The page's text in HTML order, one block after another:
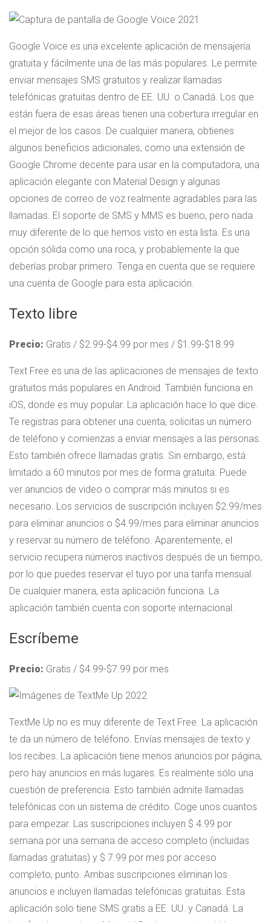
Google Voice es una excelente aplicación de mensajería
gratuita y fácilmente una de las más populares. Le permite
enviar mensajes SMS gratuitos y realizar llamadas
telefónicas gratuitas dentro de EE. UU. o Canadá. Los que
están fuera de esas áreas tienen una cobertura irregular en
el mejor de los casos. De cualquier manera, obtienes
algunos beneficios adicionales, como una extensión de
Google Chrome decente para usar en la computadora, una
aplicación elegante con Material Design y algunas
opciones de correo de voz realmente agradables para las
llamadas. El soporte de SMS y MMS es bueno, pero nada
muy diferente de lo que hemos visto en esta lista. Es una
opción sólida como una roca, y probablemente la que
deberías probar primero. Tenga en cuenta que se requiere
una cuenta de Google para esta aplicación.
Texto libre
Precio: Gratis / $2.99-$4.99 por mes / $1.99-$18.99
Text Free es una de las aplicaciones de mensajes de texto
gratuitos más populares en Android. También funciona en
iOS, donde es muy popular. La aplicación hace lo que dice.
Te registras para obtener una cuenta, solicitas un número
de teléfono y comienzas a enviar mensajes a las personas.
Esto también ofrece llamadas gratis. Sin embargo, está
limitado a 60 minutos por mes de forma gratuita. Puede
ver anuncios de video o comprar más minutos si es
necesario. Los servicios de suscripción incluyen $2.99/mes
para eliminar anuncios o $4.99/mes para eliminar anuncios
y reservar su número de teléfono. Aparentemente, el
servicio recupera números inactivos después de un tiempo,
por lo que puedes reservar el tuyo por una tarifa mensual.
De cualquier manera, esta aplicación funciona. La
aplicación también cuenta con soporte internacional.
Escríbeme
Precio: Gratis / $4.99-$7.99 por mes
TextMe Up no es muy diferente de Text Free. La aplicación
te da un número de teléfono. Envías mensajes de texto y
los recibes. La aplicación tiene menos anuncios por página,
pero hay anuncios en más lugares. Es realmente sólo una
cuestión de preferencia. Esto también admite llamadas
telefónicas con un sistema de crédito. Coge unos cuantos
para empezar. Las suscripciones incluyen $ 4.99 por
semana por una semana de acceso completo (incluidas
llamadas gratuitas) y $ 7.99 por mes por acceso
completo, punto. Ambas suscripciones eliminan los
anuncios e incluyen llamadas telefónicas gratuitas. Esta
aplicación solo tiene SMS gratis a EE. UU. y Canadá. La